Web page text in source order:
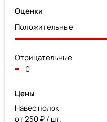
Оценки
Положительные
Отрицательные
0
Цены
Навес полок
от 250 ₽ / шт.